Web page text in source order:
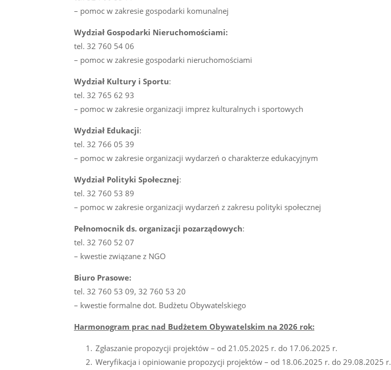
– pomoc w zakresie gospodarki komunalnej
Wydział Gospodarki Nieruchomościami:
tel. 32 760 54 06
– pomoc w zakresie gospodarki nieruchomościami
Wydział Kultury i Sportu:
tel. 32 765 62 93
– pomoc w zakresie organizacji imprez kulturalnych i sportowych
Wydział Edukacji:
tel. 32 766 05 39
– pomoc w zakresie organizacji wydarzeń o charakterze edukacyjnym
Wydział Polityki Społecznej:
tel. 32 760 53 89
– pomoc w zakresie organizacji wydarzeń z zakresu polityki społecznej
Pełnomocnik ds. organizacji pozarządowych:
tel. 32 760 52 07
– kwestie związane z NGO
Biuro Prasowe:
tel. 32 760 53 09, 32 760 53 20
– kwestie formalne dot. Budżetu Obywatelskiego
Harmonogram prac nad Budżetem Obywatelskim na 2026 rok:
Zgłaszanie propozycji projektów – od 21.05.2025 r. do 17.06.2025 r.
Weryfikacja i opiniowanie propozycji projektów – od 18.06.2025 r. do 29.08.2025 r.